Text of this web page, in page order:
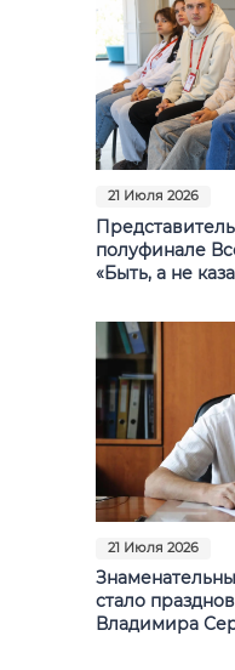
21 Июля 2026
полуфинале
«Быть, а не
21 Июля 2026
стало
Владимира